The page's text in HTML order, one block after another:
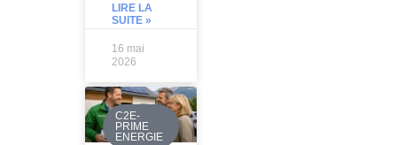
LIRE LA
SUITE »
16 mai
2026
C2E-
PRIME
ENERGIE